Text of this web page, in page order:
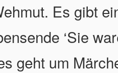
Es gibt
‘Sie
geht um